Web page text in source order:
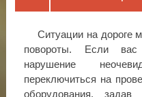
Ситуации на дороге
повороты. Если
нарушение
переключиться на
оборудования,